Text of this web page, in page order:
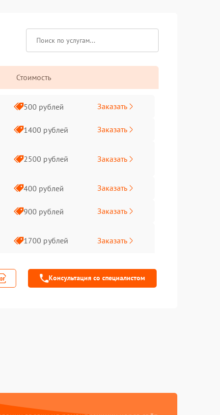
Стоимость
500 рублей Заказать
1400 рублей Заказать
2500 рублей Заказать
400 рублей Заказать
900 рублей Заказать
1700 рублей Заказать
1400 рублей Заказать
750 рублей
Консультация со специалистом